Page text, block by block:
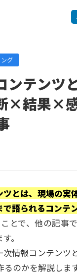
グ
ンテンツ
×結果×
とは、現場の実
語られるコンテン
とで、他の記事
。
次情報コンテンツ
のかを解説します